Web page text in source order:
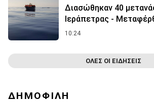
Διασώθηκαν 40
Ιεράπετρας -
10:24
ΟΛΕΣ ΟΙ ΕΙΔΗΣΕΙΣ
ΔΗΜΟΦΙΛΗ